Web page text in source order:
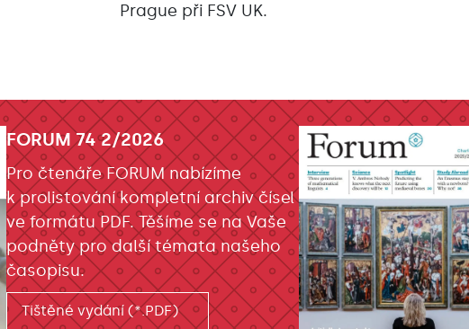
Prague při FSV UK.
FORUM 74 2/2026
Pro čtenáře FORUM nabízíme
k prolistování kompletní archiv čísel
ve formátu PDF. Těšíme se na Vaše
podněty pro další témata našeho
časopisu.
Tištěné vydání (*.PDF)